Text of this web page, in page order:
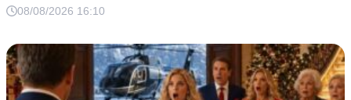
había conservado durante años y me dijo: «Ella te eligió
08/08/2026 16:10